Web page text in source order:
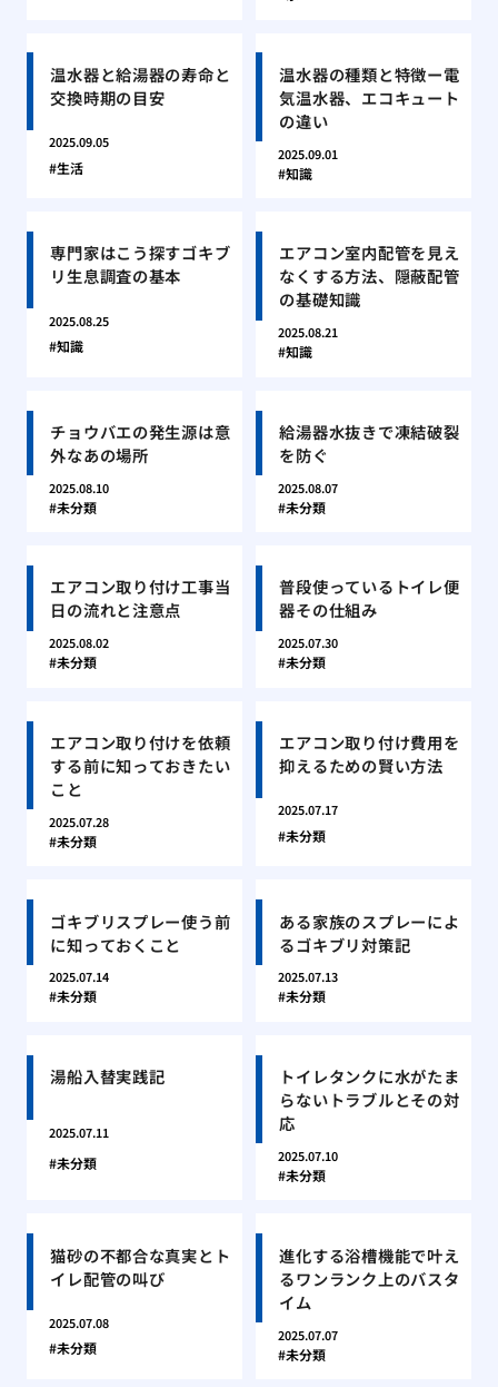
温水器と給湯器の寿命と
交換時期の目安
2025.09.05
生活
温水器の種類と特徴ー電
気温水器、エコキュート
の違い
2025.09.01
知識
専門家はこう探すゴキブ
リ生息調査の基本
2025.08.25
知識
エアコン室内配管を見え
なくする方法、隠蔽配管
の基礎知識
2025.08.21
知識
チョウバエの発生源は意
外なあの場所
2025.08.10
未分類
給湯器水抜きで凍結破裂
を防ぐ
2025.08.07
未分類
エアコン取り付け工事当
日の流れと注意点
2025.08.02
未分類
普段使っているトイレ便
器その仕組み
2025.07.30
未分類
エアコン取り付けを依頼
する前に知っておきたい
こと
2025.07.28
未分類
エアコン取り付け費用を
抑えるための賢い方法
2025.07.17
未分類
ゴキブリスプレー使う前
に知っておくこと
2025.07.14
未分類
ある家族のスプレーによ
るゴキブリ対策記
2025.07.13
未分類
湯船入替実践記
2025.07.11
未分類
トイレタンクに水がたま
らないトラブルとその対
応
2025.07.10
未分類
猫砂の不都合な真実とト
イレ配管の叫び
2025.07.08
未分類
進化する浴槽機能で叶え
るワンランク上のバスタ
イム
2025.07.07
未分類